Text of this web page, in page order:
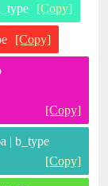
[Copy]
[Copy]
[Copy]
| b_type
[Copy]